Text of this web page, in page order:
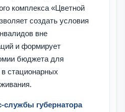
комплекса «Цветной
создать условия
вне
и формирует
бюджета для
стационарных
губернатора